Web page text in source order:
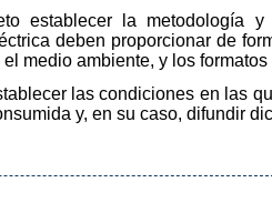
establecer la metodología
deben proporcionar de
medio ambiente, y los
las condiciones en las
y, en su caso, difundir